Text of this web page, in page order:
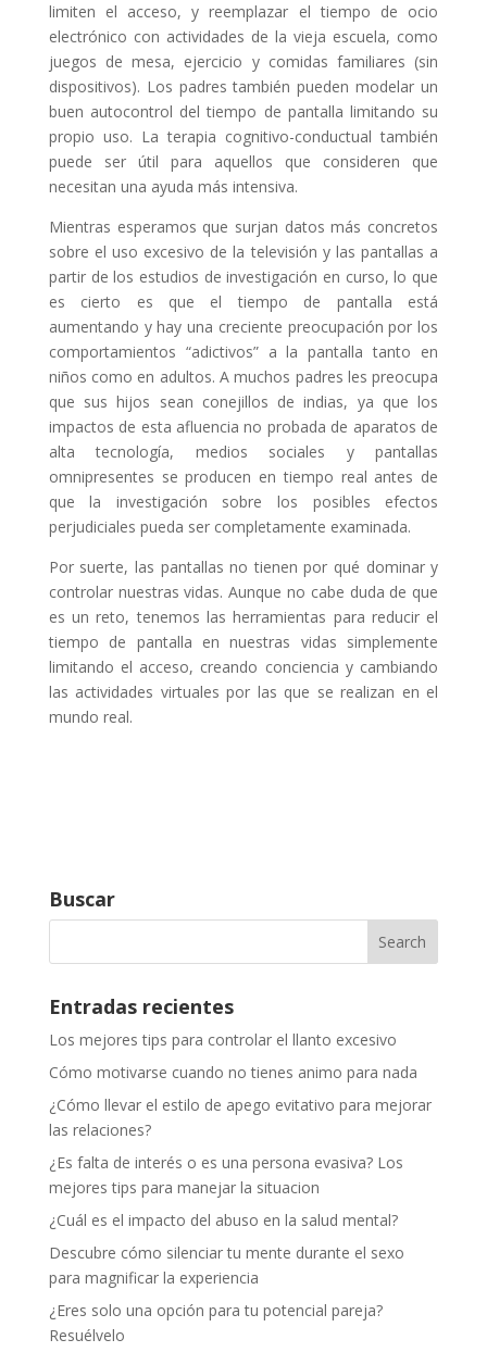
limiten el acceso, y reemplazar el tiempo de ocio
electrónico con actividades de la vieja escuela, como
juegos de mesa, ejercicio y comidas familiares (sin
dispositivos). Los padres también pueden modelar un
buen autocontrol del tiempo de pantalla limitando su
propio uso. La terapia cognitivo-conductual también
puede ser útil para aquellos que consideren que
necesitan una ayuda más intensiva.
Mientras esperamos que surjan datos más concretos
sobre el uso excesivo de la televisión y las pantallas a
partir de los estudios de investigación en curso, lo que
es cierto es que el tiempo de pantalla está
aumentando y hay una creciente preocupación por los
comportamientos “adictivos” a la pantalla tanto en
niños como en adultos. A muchos padres les preocupa
que sus hijos sean conejillos de indias, ya que los
impactos de esta afluencia no probada de aparatos de
alta tecnología, medios sociales y pantallas
omnipresentes se producen en tiempo real antes de
que la investigación sobre los posibles efectos
perjudiciales pueda ser completamente examinada.
Por suerte, las pantallas no tienen por qué dominar y
controlar nuestras vidas. Aunque no cabe duda de que
es un reto, tenemos las herramientas para reducir el
tiempo de pantalla en nuestras vidas simplemente
limitando el acceso, creando conciencia y cambiando
las actividades virtuales por las que se realizan en el
mundo real.
Buscar
Entradas recientes
Los mejores tips para controlar el llanto excesivo
Cómo motivarse cuando no tienes animo para nada
¿Cómo llevar el estilo de apego evitativo para mejorar
las relaciones?
¿Es falta de interés o es una persona evasiva? Los
mejores tips para manejar la situacion
¿Cuál es el impacto del abuso en la salud mental?
Descubre cómo silenciar tu mente durante el sexo
para magnificar la experiencia
¿Eres solo una opción para tu potencial pareja?
Resuélvelo